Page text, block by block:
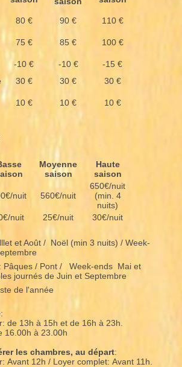
80 € 90 €
110 €
75 € 85 €
100 €
-10 € -10 €
-15 €
30 € 30 €
30 €
10 € 10 € 10 €
Moyenne
saison
Haute
saison
nuit 560€/nuit
650€/nuit
(min. 4
nuits)
nuit 25€/nuit 30€/nuit
et Août / Noël (min 3 nuits) / Week-
Pâques / Pont / Week-ends Mai et
journés de Juin et Septembre
de l'année
:
de 13h à 15h et de 16h à 23h.
16.00h à 23.00h
les chambres, au départ:
Avant 12h / Loyer complet: Avant 11h.